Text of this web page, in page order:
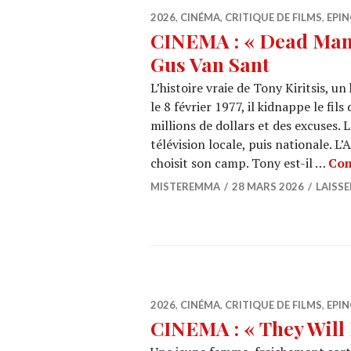
2026, CINÉMA, CRITIQUE DE FILMS,
CINEMA : « Dead
Gus Van Sant
L’histoire vraie de Tony Kiritsis,
le 8 février 1977, il kidnappe le
millions de dollars et des excuses.
télévision locale, puis nationale.
choisit son camp. Tony est-il …
MISTEREMMA 28 MARS 2026
2026, CINÉMA, CRITIQUE DE FILMS,
CINEMA : « They